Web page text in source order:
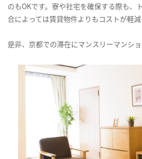
のもOKです。寮や社宅を確保する際も、
合によっては賃貸物件よりもコストが軽減
是非、京都での滞在にマンスリーマンショ